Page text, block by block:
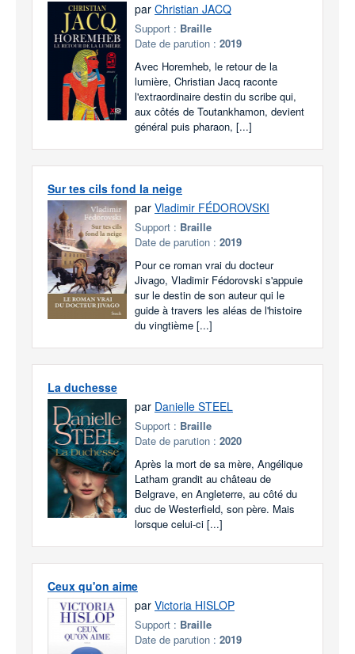
par Christian JACQ
Support : Braille
Date de parution : 2019
Avec Horemheb, le retour de la
lumière, Christian Jacq raconte
l'extraordinaire destin du scribe qui,
aux côtés de Toutankhamon, devient
général puis pharaon, [...]
Sur tes cils fond la neige
par Vladimir FÉDOROVSKI
Support : Braille
Date de parution : 2019
Pour ce roman vrai du docteur
Jivago, Vladimir Fédorovski s'appuie
sur le destin de son auteur qui le
guide à travers les aléas de l'histoire
du vingtième [...]
La duchesse
par Danielle STEEL
Support : Braille
Date de parution : 2020
Après la mort de sa mère, Angélique
Latham grandit au château de
Belgrave, en Angleterre, au côté du
duc de Westerfield, son père. Mais
lorsque celui-ci [...]
Ceux qu'on aime
par Victoria HISLOP
Support : Braille
Date de parution : 2019